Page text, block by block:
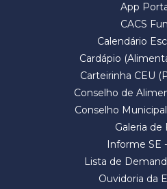
App
CACS
Calendário
Cardápio
Carteirinha CEU
Conselho de
Conselho
Galeria de
Informe SE
Lista de
Ouvidoria da